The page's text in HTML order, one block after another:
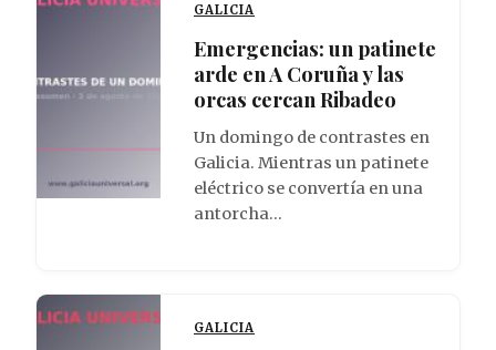
GALICIA
Emergencias: un patinete
arde en A Coruña y las
orcas cercan Ribadeo
Un domingo de contrastes en
Galicia. Mientras un patinete
eléctrico se convertía en una
antorcha…
GALICIA